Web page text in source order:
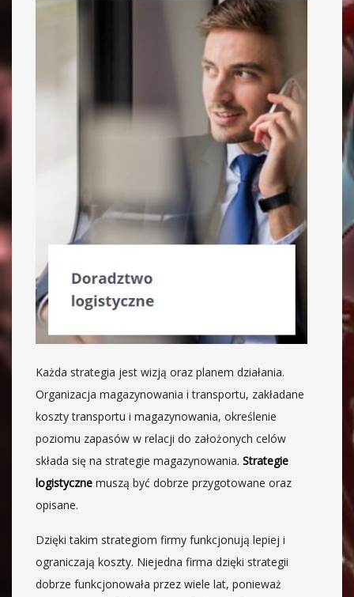
Każda strategia jest wizją oraz planem działania.
Organizacja magazynowania i transportu, zakładane
koszty transportu i magazynowania, określenie
poziomu zapasów w relacji do założonych celów
składa się na strategie magazynowania. Strategie
logistyczne muszą być dobrze przygotowane oraz
opisane.
Dzięki takim strategiom firmy funkcjonują lepiej i
ograniczają koszty. Niejedna firma dzięki strategii
dobrze funkcjonowała przez wiele lat, ponieważ